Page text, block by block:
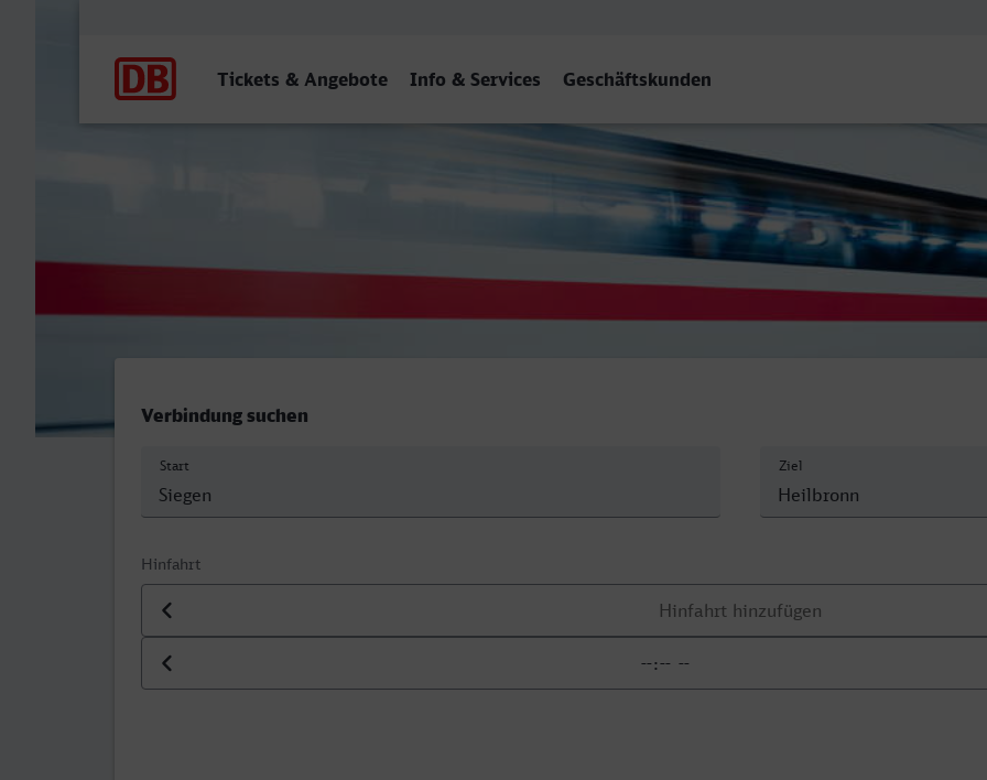
Tickets & Angebote Info & Services Geschäftskunden
Siegen Hbf - Heilbronn Hbf
Verbindung suchen
Start Ziel
Hinfahrt
Datum der Hinfahrt
Uhrzeit der Hinfahrt